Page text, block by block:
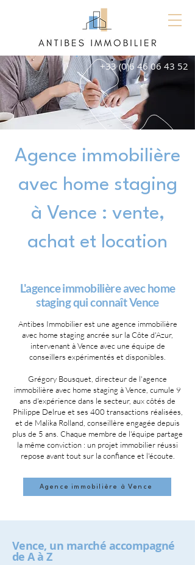
+33 (0)6 46 06 43 52
Agence immobilière
avec home staging
à Vence : vente,
achat et location
L'agence immobilière avec home
staging qui connaît Vence
Antibes Immobilier est une agence immobilière
avec home staging ancrée sur la Côte d'Azur,
intervenant à Vence avec une équipe de
conseillers expérimentés et disponibles.
Grégory Bousquet, directeur de l'agence
immobilière avec home staging à Vence, cumule 9
ans d'expérience dans le secteur, aux côtés de
Philippe Delrue et ses 400 transactions réalisées,
et de Malika Rolland, conseillère engagée depuis
plus de 5 ans. Chaque membre de l'équipe partage
la même conviction : un projet immobilier réussi
repose avant tout sur la confiance et l'écoute.
Agence immobilière à Vence
Vence, un marché accompagné
de A à Z